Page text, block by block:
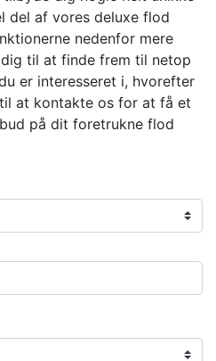
del af vores deluxe flod
nedenfor mere
til at finde frem til netop
er interesseret i, hvorefter
at kontakte os for at få et
på dit foretrukne flod